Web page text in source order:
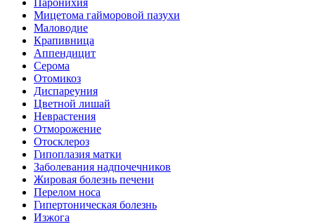
Паронихия
Мицетома гайморовой пазухи
Маловодие
Крапивница
Аппендицит
Серома
Отомикоз
Диспареуния
Цветной лишай
Неврастения
Отморожение
Отосклероз
Гипоплазия матки
Заболевания надпочечников
Жировая болезнь печени
Перелом носа
Гипертоническая болезнь
Изжога